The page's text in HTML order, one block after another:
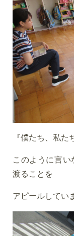
『僕たち、私た
このように言
渡ることを
アピールしてい